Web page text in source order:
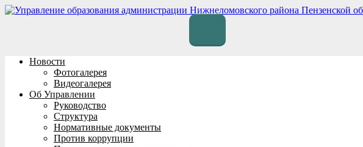
Перейти
Новости
Фотогалерея
Видеогалерея
Об Управлении
Руководство
Структура
Нормативные документы
Против коррупции